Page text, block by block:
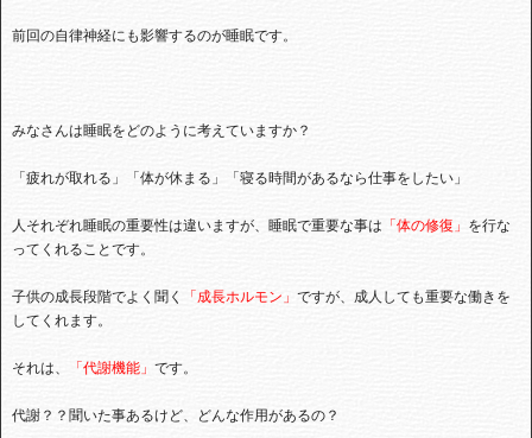
前回の自律神経にも影響するのが睡眠です。
みなさんは睡眠をどのように考えていますか？
「疲れが取れる」「体が休まる」「寝る時間があるなら仕事をしたい」
人それぞれ睡眠の重要性は違いますが、睡眠で重要な事は 「体の修復」 を行な
ってくれることです。
子供の成長段階でよく聞く 「成長ホルモン」 ですが、成人しても重要な働きを
してくれます。
それは、 「代謝機能」 です。
代謝？？聞いた事あるけど、どんな作用があるの？